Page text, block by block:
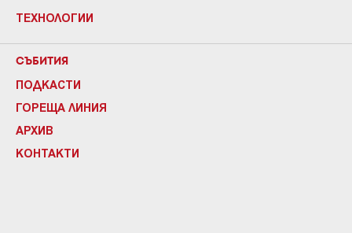
ТЕХНОЛОГИИ
СЪБИТИЯ
ПОДКАСТИ
ГОРЕЩА ЛИНИЯ
АРХИВ
КОНТАКТИ